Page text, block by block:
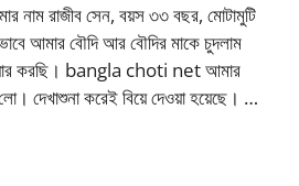
নাম রাজীব সেন, বয়স ৩৩ বছর, মোটামুটি
আমার বৌদি আর বৌদির মাকে চুদলাম
করছি। bangla choti net আমার
দেখাশুনা করেই বিয়ে দেওয়া হয়েছে। …